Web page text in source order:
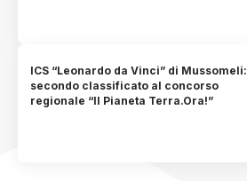
ICS “Leonardo da Vinci” di Mussomeli:
secondo classificato al concorso
regionale “Il Pianeta Terra.Ora!”